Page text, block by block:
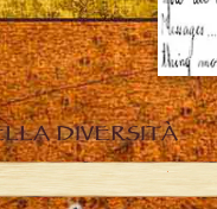
DIVERSITÀ